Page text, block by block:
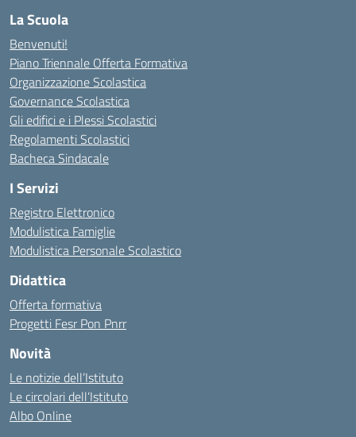
La Scuola
Benvenuti!
Piano Triennale Offerta Formativa
Organizzazione Scolastica
Governance Scolastica
Gli edifici e i Plessi Scolastici
Regolamenti Scolastici
Bacheca Sindacale
I Servizi
Registro Elettronico
Modulistica Famiglie
Modulistica Personale Scolastico
Didattica
Offerta formativa
Progetti Fesr Pon Pnrr
Novità
Le notizie dell’Istituto
Le circolari dell’Istituto
Albo Online